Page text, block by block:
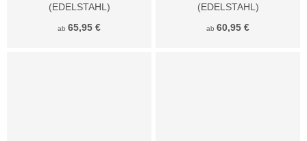
(EDELSTAHL)
ab 65,95 €
(EDELSTAHL)
ab 60,95 €